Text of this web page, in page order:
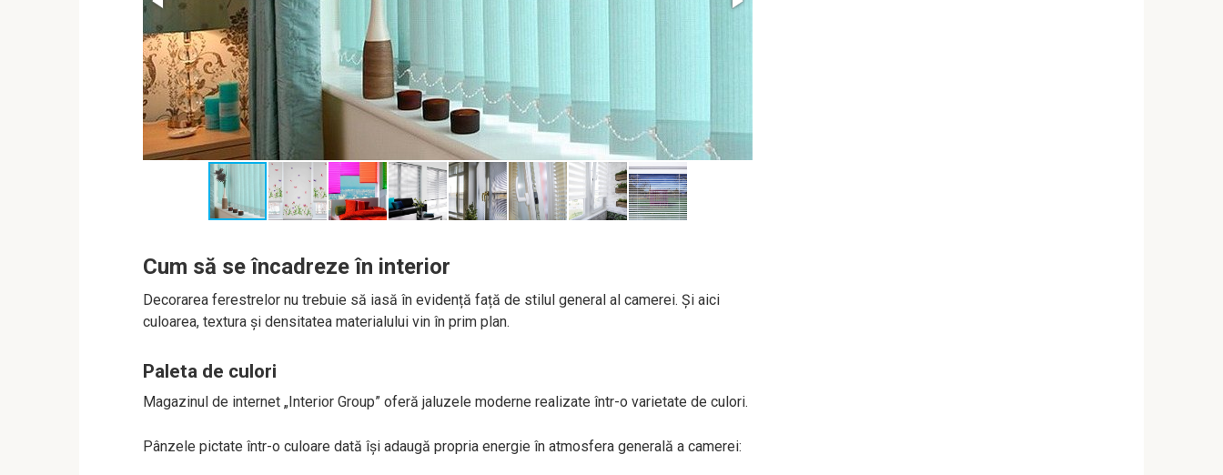
Cum să se încadreze în interior
Decorarea ferestrelor nu trebuie să iasă în evidență față de stilul general al camerei. Și aici
culoarea, textura și densitatea materialului vin în prim plan.
Paleta de culori
Magazinul de internet „Interior Group” oferă jaluzele moderne realizate într-o varietate de culori.
Pânzele pictate într-o culoare dată își adaugă propria energie în atmosfera generală a camerei: